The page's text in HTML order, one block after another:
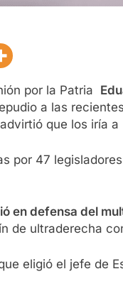
por la Patria
a las
que los iría a
por 47
en defensa del
de ultraderecha
eligió el jefe de